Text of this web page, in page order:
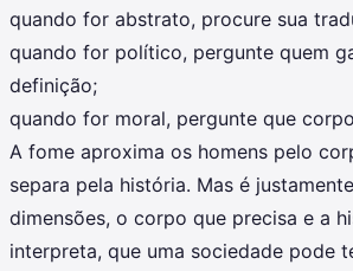
quando for abstrato, procure sua
quando for político, pergunte quem
definição;
quando for moral, pergunte que
A fome aproxima os homens pelo
separa pela história. Mas é
dimensões, o corpo que precisa e a
interpreta, que uma sociedade pode